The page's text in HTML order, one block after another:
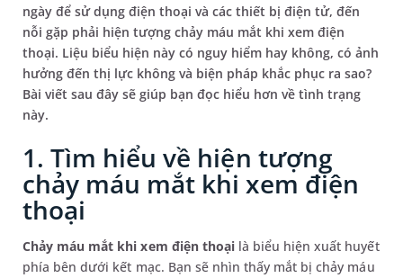
ngày để sử dụng điện thoại và các thiết bị điện tử, đến
nỗi gặp phải hiện tượng chảy máu mắt khi xem điện
thoại. Liệu biểu hiện này có nguy hiểm hay không, có ảnh
hưởng đến thị lực không và biện pháp khắc phục ra sao?
Bài viết sau đây sẽ giúp bạn đọc hiểu hơn về tình trạng
này.
1. Tìm hiểu về hiện tượng
chảy máu mắt khi xem điện
thoại
Chảy máu mắt khi xem điện thoại là biểu hiện xuất huyết
phía bên dưới kết mạc. Bạn sẽ nhìn thấy mắt bị chảy máu